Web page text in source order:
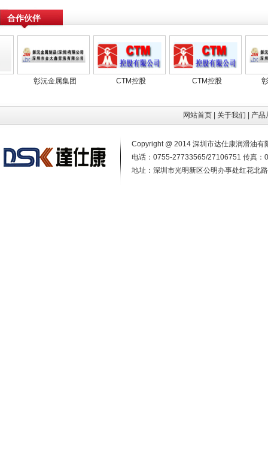
合作伙伴
彰沅金属集团 CTM控股 CTM控股
网站首页 关于我们 产品
Copyright @ 2014 深圳市达仕康润滑油
电话：0755-27733565/27106751 传真
地址：深圳市光明新区公明办事处红花北